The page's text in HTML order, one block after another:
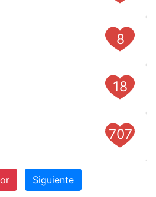
8
18
707
Siguiente